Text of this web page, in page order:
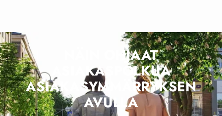
NÄIN OHJAAT
ASIAKASPOLKUA
ASIAKASYMMÄRRYKSEN
AVULLA